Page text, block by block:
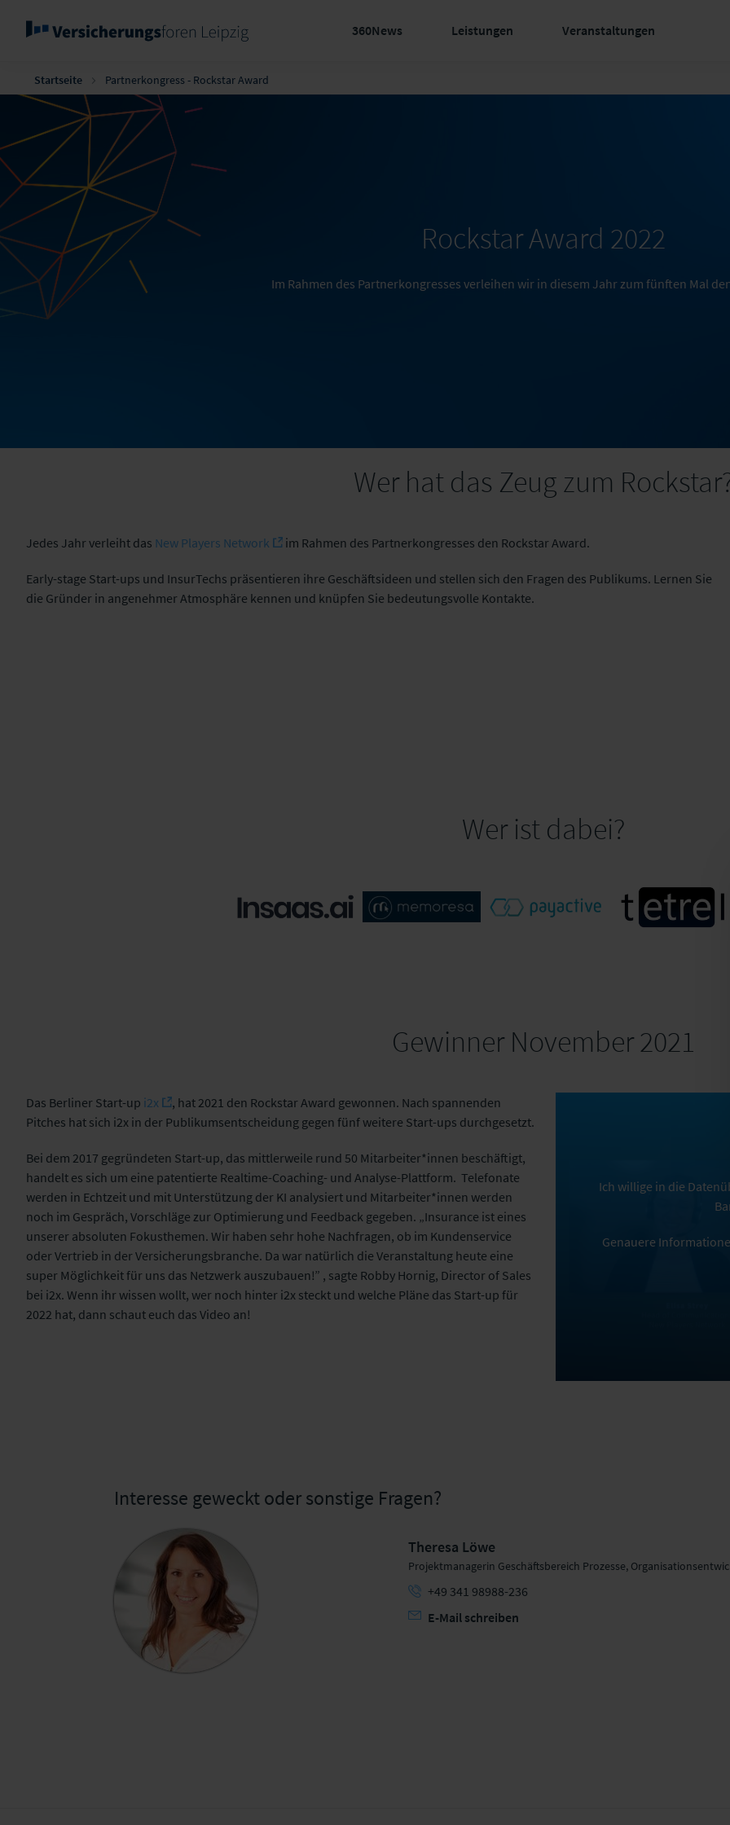
360News Leistungen Veranstaltungen
Startseite Partnerkongress - Rockstar Award
Rockstar Award 2022
Im Rahmen des Partnerkongresses verleihen wir in diesem Jahr zum fünften Mal
Wer hat das Zeug zum
Jedes Jahr verleiht das New Players Network im Rahmen des Partnerkongresses den Rockstar Award.
Early-stage Start-ups und InsurTechs präsentieren ihre Geschäftsideen und stellen sich den Fragen des Publikums. Lernen Sie
die Gründer in angenehmer Atmosphäre kennen und knüpfen Sie bedeutungsvolle Kontakte.
Wer ist dabei?
Gewinner November 2021
Das Berliner Start-up i2x
, hat 2021 den Rockstar Award gewonnen. Nach spannenden
Pitches hat sich i2x in der Publikumsentscheidung gegen fünf weitere Start-ups durchgesetzt.
Bei dem 2017 gegründeten Start-up, das mittlerweile rund 50 Mitarbeiter*innen beschäftigt,
handelt es sich um eine patentierte Realtime-Coaching- und Analyse-Plattform. Telefonate
werden in Echtzeit und mit Unterstützung der KI analysiert und Mitarbeiter*innen werden
noch im Gespräch, Vorschläge zur Optimierung und Feedback gegeben. „Insurance ist eines
unserer absoluten Fokusthemen. Wir haben sehr hohe Nachfragen, ob im Kundenservice
oder Vertrieb in der Versicherungsbranche. Da war natürlich die Veranstaltung heute eine
super Möglichkeit für uns das Netzwerk auszubauen!” , sagte Robby Hornig, Director of Sales
bei i2x. Wenn ihr wissen wollt, wer noch hinter i2x steckt und welche Pläne das Start-up für
2022 hat, dann schaut euch das Video an!
Ich willige in die
Genauere
Interesse geweckt oder sonstige Fragen?
Theresa Löwe
Projektmanagerin Geschäftsbereich Prozesse,
+49 341 98988-236
E-Mail schreiben